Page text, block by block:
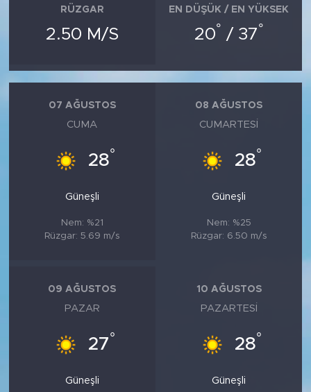
RÜZGAR
2.50 M/S
EN DÜŞÜK / EN YÜKSEK
20° / 37°
07 AĞUSTOS
CUMA
28°
Güneşli
Nem: %21
Rüzgar: 5.69 m/s
08 AĞUSTOS
CUMARTESI
28°
Güneşli
Nem: %25
Rüzgar: 6.50 m/s
09 AĞUSTOS
PAZAR
27°
Güneşli
10 AĞUSTOS
PAZARTESI
28°
Güneşli